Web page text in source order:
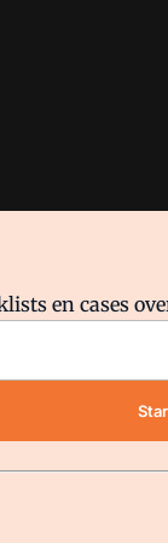
media voor
en cases